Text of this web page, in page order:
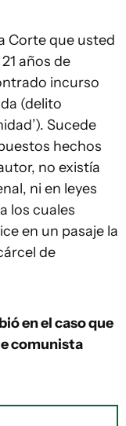
Corte que usted
años de
incurso
(delito
Sucede
hechos
no existía
ni en leyes
los cuales
en un pasaje la
de
en el caso que
comunista